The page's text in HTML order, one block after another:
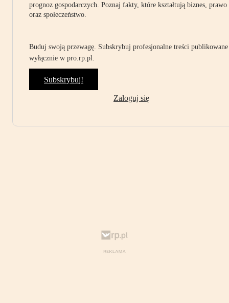
prognoz gospodarczych. Poznaj fakty, które kształtują biznes, prawo
oraz społeczeństwo.
Buduj swoją przewagę. Subskrybuj profesjonalne treści publikowane
wyłącznie w pro.rp.pl.
Subskrybuj!
Zaloguj się